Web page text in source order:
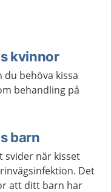
kvinnor
behöva kissa
behandling på
barn
svider när kisset
Det
att ditt barn har